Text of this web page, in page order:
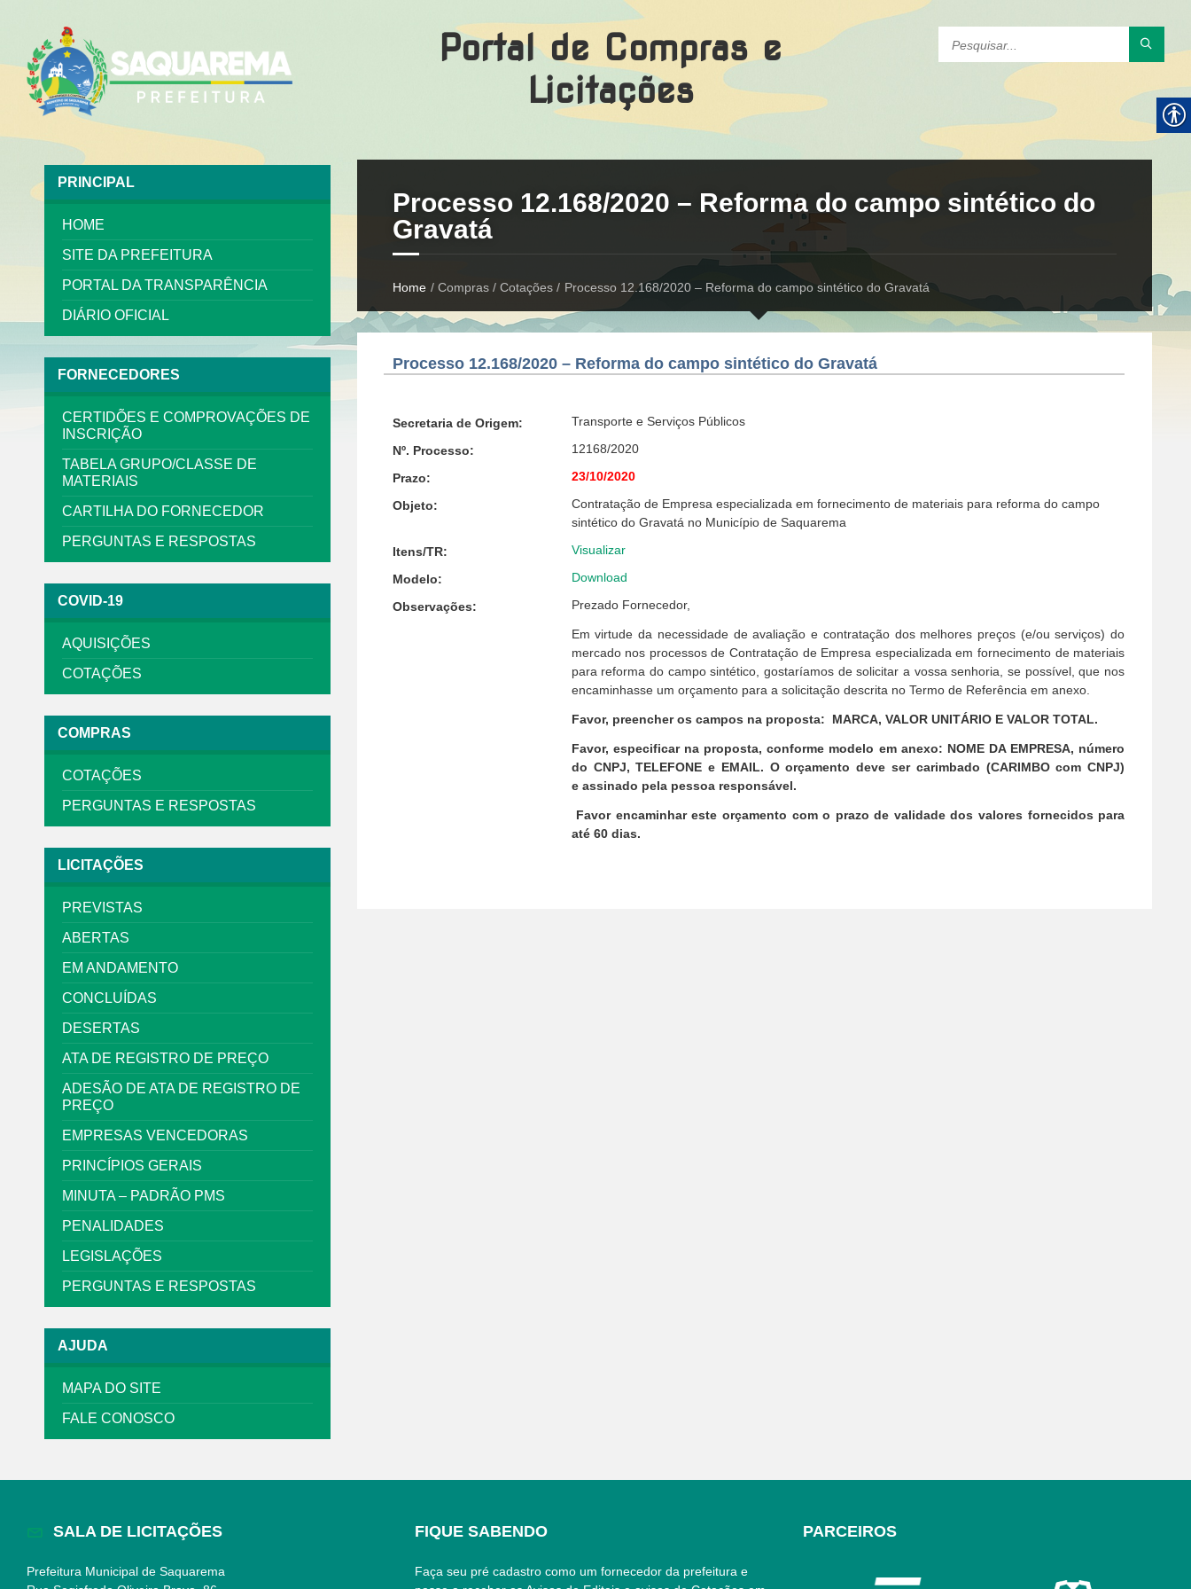
Portal de Compras e
Licitações
PRINCIPAL
HOME
SITE DA PREFEITURA
PORTAL DA TRANSPARÊNCIA
DIÁRIO OFICIAL
FORNECEDORES
CERTIDÕES E COMPROVAÇÕES DE
INSCRIÇÃO
TABELA GRUPO/CLASSE DE
MATERIAIS
CARTILHA DO FORNECEDOR
PERGUNTAS E RESPOSTAS
COVID-19
AQUISIÇÕES
COTAÇÕES
COMPRAS
COTAÇÕES
PERGUNTAS E RESPOSTAS
LICITAÇÕES
PREVISTAS
ABERTAS
EM ANDAMENTO
CONCLUÍDAS
DESERTAS
ATA DE REGISTRO DE PREÇO
ADESÃO DE ATA DE REGISTRO DE
PREÇO
EMPRESAS VENCEDORAS
PRINCÍPIOS GERAIS
MINUTA – PADRÃO PMS
PENALIDADES
LEGISLAÇÕES
PERGUNTAS E RESPOSTAS
AJUDA
MAPA DO SITE
FALE CONOSCO
Processo 12.168/2020 – Reforma do campo sintético do
Gravatá
Home / Compras / Cotações / Processo 12.168/2020 – Reforma do campo sintético do Gravatá
Processo 12.168/2020 – Reforma do campo sintético do Gravatá
Secretaria de Origem: Transporte e Serviços Públicos
Nº. Processo: 12168/2020
Prazo: 23/10/2020
Objeto:
Contratação de Empresa especializada em fornecimento de materiais para reforma do campo
sintético do Gravatá no Município de Saquarema
Itens/TR: Visualizar
Modelo: Download
Observações: Prezado Fornecedor,
Em virtude da necessidade de avaliação e contratação dos melhores preços (e/ou serviços) do
mercado nos processos de Contratação de Empresa especializada em fornecimento de materiais
para reforma do campo sintético, gostaríamos de solicitar a vossa senhoria, se possível, que nos
encaminhasse um orçamento para a solicitação descrita no Termo de Referência em anexo.
Favor, preencher os campos na proposta: MARCA, VALOR UNITÁRIO E VALOR TOTAL.
Favor, especificar na proposta, conforme modelo em anexo: NOME DA EMPRESA, número
do CNPJ, TELEFONE e EMAIL. O orçamento deve ser carimbado (CARIMBO com CNPJ)
e assinado pela pessoa responsável.
Favor encaminhar este orçamento com o prazo de validade dos valores fornecidos para
até 60 dias.
SALA DE LICITAÇÕES
Prefeitura Municipal de Saquarema
FIQUE SABENDO
Faça seu pré cadastro como um fornecedor da prefeitura e
PARCEIROS